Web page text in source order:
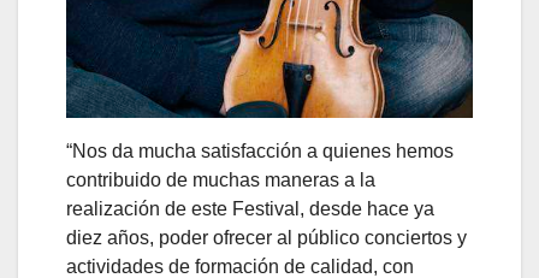
“Nos da mucha satisfacción a quienes hemos
contribuido de muchas maneras a la
realización de este Festival, desde hace ya
diez años, poder ofrecer al público conciertos y
actividades de formación de calidad, con